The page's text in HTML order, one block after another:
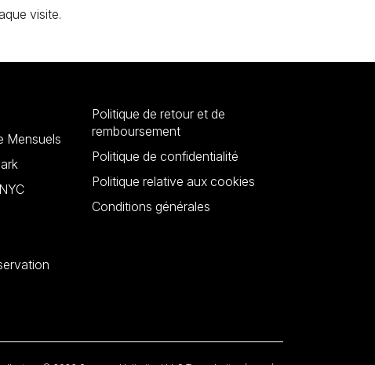
visite.
Mensuels
Politique de retour et de
remboursement
Politique de confidentialité
Politique relative aux cookies
Conditions générales